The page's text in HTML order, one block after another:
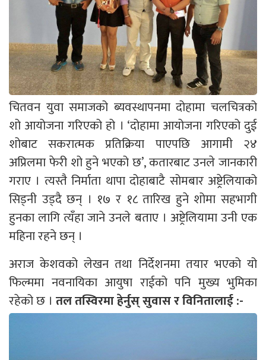
चितवन युवा समाजको ब्यवस्थापनमा दोहामा चलचित्रको
शो आयोजना गरिएको हो । ‘दोहामा आयोजना गरिएको दुई
शोबाट सकरात्मक प्रतिक्रिया पाएपछि आगामी २४
अप्रिलमा फेरी शो हुने भएको छ’, कतारबाट उनले जानकारी
गराए । त्यस्तै निर्माता थापा दोहाबाटै सोमबार अष्ट्रेलियाको
सिड्नी उड्दै छन् । १७ र १८ तारिख हुने शोमा सहभागी
हुनका लागि त्यँहा जाने उनले बताए । अष्ट्रेलियामा उनी एक
महिना रहने छन् ।
अराज केशवको लेखन तथा निर्देशनमा तयार भएको यो
फिल्ममा नवनायिका आयुषा राईको पनि मुख्य भुमिका
रहेको छ । तल तस्विरमा हेर्नुस् सुवास र विनितालाई :-